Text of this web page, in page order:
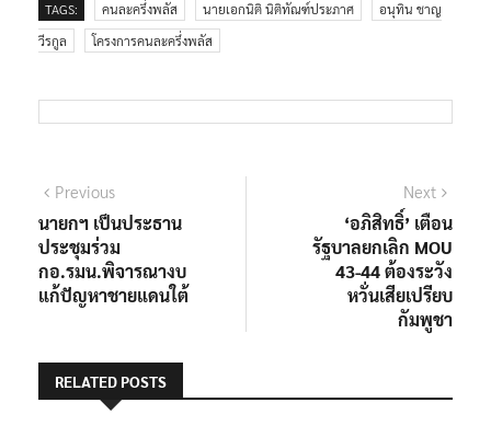
TAGS: คนละครึ่งพลัส นายเอกนิติ นิติทัณฑ์ประภาศ
แนะแนว
เรื่อง
PreviousPrevious
post:
นายกฯ เป็นประธาน
ประชุมร่วม
Next
Next
‘อภิสิทธิ์’ เตือน
รัฐบาลยกเลิก MOU
43-44 ต้องระวัง
หวั่นเสียเปรียบ